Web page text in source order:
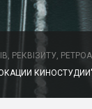
РЕКВІЗИТУ,
КИНОСТУДИИ"